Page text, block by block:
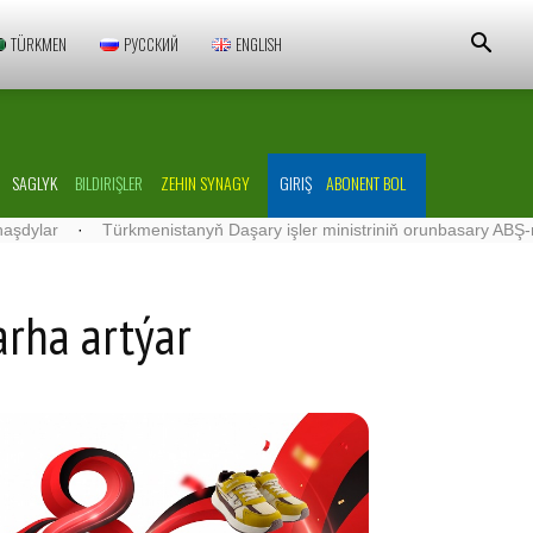
TÜRKMEN РУССКИЙ ENGLISH
SAGLYK BILDIRIŞLER ZEHIN SYNAGY GIRIŞ ABONENT BOL
· Türkmenistanyň Daşary işler ministriniň orunbasary ABŞ-nyň
artýar